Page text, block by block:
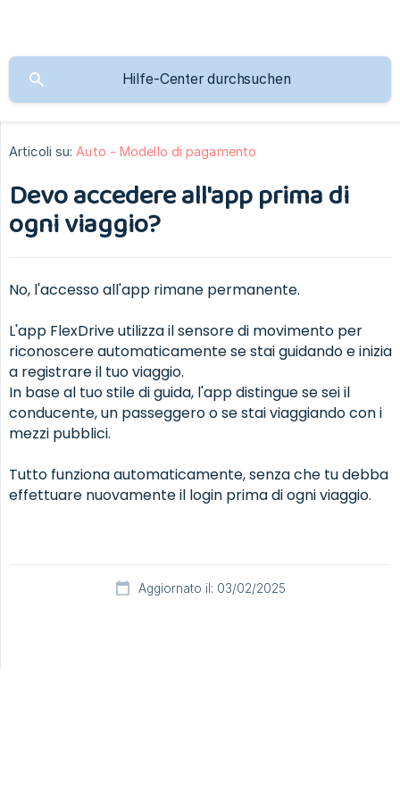
Articoli su: Auto - Modello di pagamento
Devo accedere all'app prima di
ogni viaggio?
No, l'accesso all'app rimane permanente.
L'app FlexDrive utilizza il sensore di movimento per
riconoscere automaticamente se stai guidando e inizia
a registrare il tuo viaggio.
In base al tuo stile di guida, l'app distingue se sei il
conducente, un passeggero o se stai viaggiando con i
mezzi pubblici.
Tutto funziona automaticamente, senza che tu debba
effettuare nuovamente il login prima di ogni viaggio.
Aggiornato il: 03/02/2025